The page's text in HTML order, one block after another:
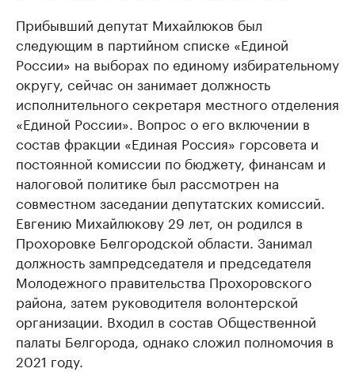
Прибывший депутат Михайлюков был
следующим в партийном списке «Единой
России» на выборах по единому избирательному
округу, сейчас он занимает должность
исполнительного секретаря местного отделения
«Единой России». Вопрос о его включении в
состав фракции «Единая Россия» горсовета и
постоянной комиссии по бюджету, финансам и
налоговой политике был рассмотрен на
совместном заседании депутатских комиссий.
Евгению Михайлюкову 29 лет, он родился в
Прохоровке Белгородской области. Занимал
должность зампредседателя и председателя
Молодежного правительства Прохоровского
района, затем руководителя волонтерской
организации. Входил в состав Общественной
палаты Белгорода, однако сложил полномочия в
2021 году.